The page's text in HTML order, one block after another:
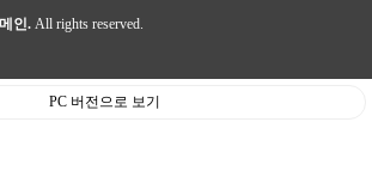
인. All rights reserved.
PC 버전으로 보기